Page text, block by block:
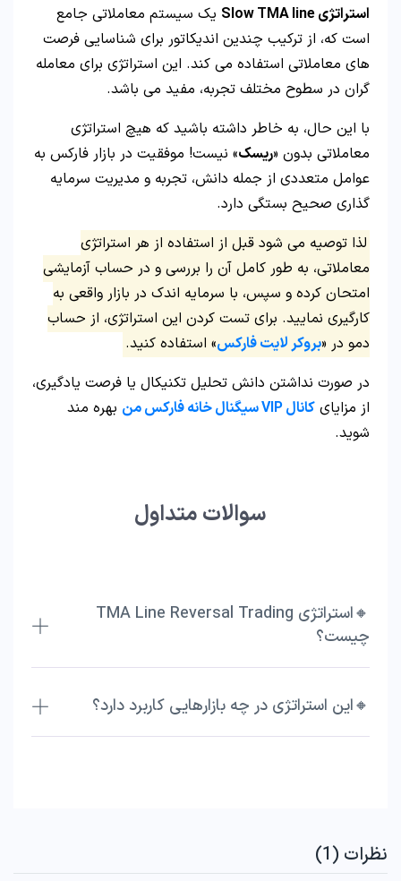
استراتژی Slow TMA line
یک سیستم معاملاتی جامع
است که، از ترکیب چندین اندیکاتور برای شناسایی فرصت
های معاملاتی استفاده می کند. این استراتژی برای معامله
گران در سطوح مختلف تجربه، مفید می باشد.
با این حال، به خاطر داشته باشید که هیچ استراتژی
معاملاتی بدون «ریسک» نیست! موفقیت در بازار فارکس به
عوامل متعددی از جمله دانش، تجربه و مدیریت سرمایه
گذاری صحیح بستگی دارد.
لذا توصیه می شود قبل از استفاده از هر استراتژی
معاملاتی، به طور کامل آن را بررسی و در حساب آزمایشی
امتحان کرده و سپس، با سرمایه اندک در بازار واقعی به
کارگیری نمایید. برای تست کردن این استراتژی، از حساب
دمو در «بروکر لایت فارکس» استفاده کنید.
در صورت نداشتن دانش تحلیل تکنیکال یا فرصت یادگیری،
از مزایای کانال VIP سیگنال خانه فارکس من
بهره مند
شوید.
سوالات متداول
🔸استراتژی TMA Line Reversal Trading
چیست؟
🔸این استراتژی در چه بازارهایی کاربرد دارد؟
نظرات (1)